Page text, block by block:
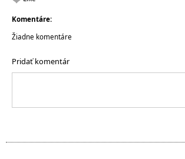
Komentáre:
Žiadne komentáre
Pridať komentár